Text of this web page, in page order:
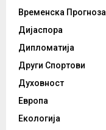
Временска Прогноза
Дијаспора
Дипломатија
Други Спортови
Духовност
Европа
Екологија